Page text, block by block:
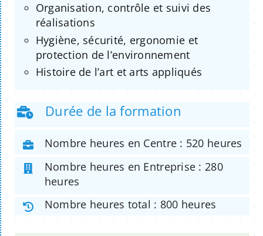
Organisation, contrôle et suivi des
réalisations
Hygiène, sécurité, ergonomie et
protection de l’environnement
Histoire de l’art et arts appliqués
Durée de la formation
Nombre heures en Centre : 520 heures
Nombre heures en Entreprise : 280
heures
Nombre heures total : 800 heures